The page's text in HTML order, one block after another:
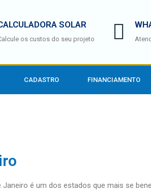
SOLAR
os custos do seu projeto
CADASTRO FINANCIAMENTO
é um dos estados que mais se